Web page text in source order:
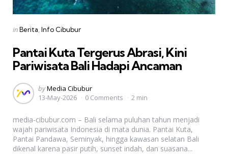
Categories
Posted
inBerita Info Cibubur
Pantai Kuta Tergerus Abrasi, Kini
Pariwisata Bali Hadapi Ancaman
Posted
by
byMedia Cibubur
13-May-2026
0 Comments 2 min
media-cibubur.com – Bali selama puluhan tahun menjadi
wajah pariwisata Indonesia di mata dunia. Pantai Kuta,
Pantai Pandawa, Seminyak, hingga kawasan selatan Bali
dikenal karena pasir putih, sunset indah, dan suasana...